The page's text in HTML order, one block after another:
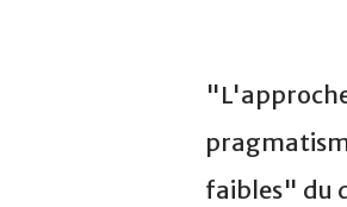
faibles" du